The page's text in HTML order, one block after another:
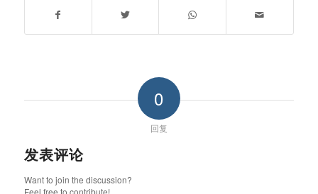
0
回复
发表评论
Want to join the discussion?
Feel free to contribute!